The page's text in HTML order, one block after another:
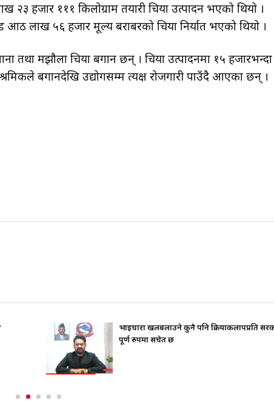
हजार १११ किलोग्राम तयारी चिया उत्पादन भएको थियो ।
लाख ५६ हजार मूल्य बराबरको चिया निर्यात भएको थियो ।
तथा मझौला चिया बगान छन् । चिया उत्पादनमा १५ हजारभन्दा
बगानदेखि उद्योगसम्म प्रत्यक्ष रोजगारी पाउँदै आएका छन् ।
भाइचारा खलबलाउने कुनै पनि क्रियाकलापप्रति
पूर्ण रुपमा सचेत छ